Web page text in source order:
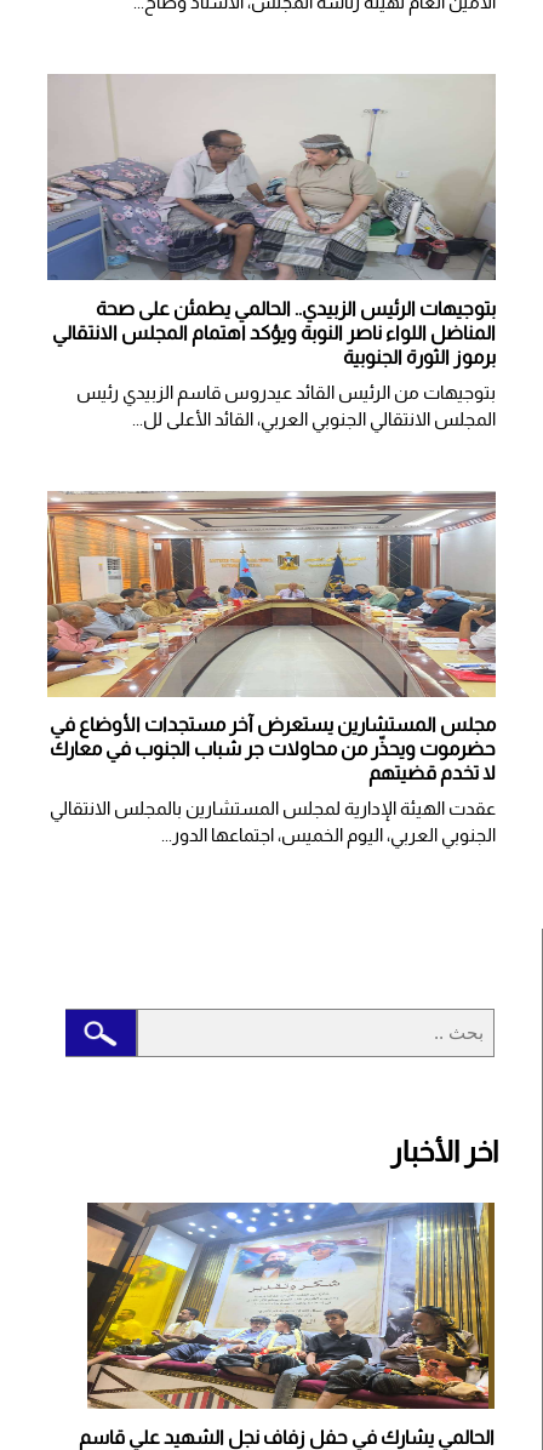
بتوجيهات الرئيس الزبيدي.. الحالمي يطمئن على صحة
المناضل اللواء ناصر النوبة ويؤكد اهتمام المجلس الانتقالي
برموز الثورة الجنوبية
بتوجيهات من الرئيس القائد عيدروس قاسم الزبيدي رئيس
المجلس الانتقالي الجنوبي العربي، القائد الأعلى لل...
مجلس المستشارين يستعرض آخر مستجدات الأوضاع في
حضرموت ويحذّر من محاولات جر شباب الجنوب في معارك
لا تخدم قضيتهم
عقدت الهيئة الإدارية لمجلس المستشارين بالمجلس الانتقالي
الجنوبي العربي، اليوم الخميس، اجتماعها الدور...
اخر الأخبار
الحالمي يشارك في حفل زفاف نجل الشهيد علي قاسم